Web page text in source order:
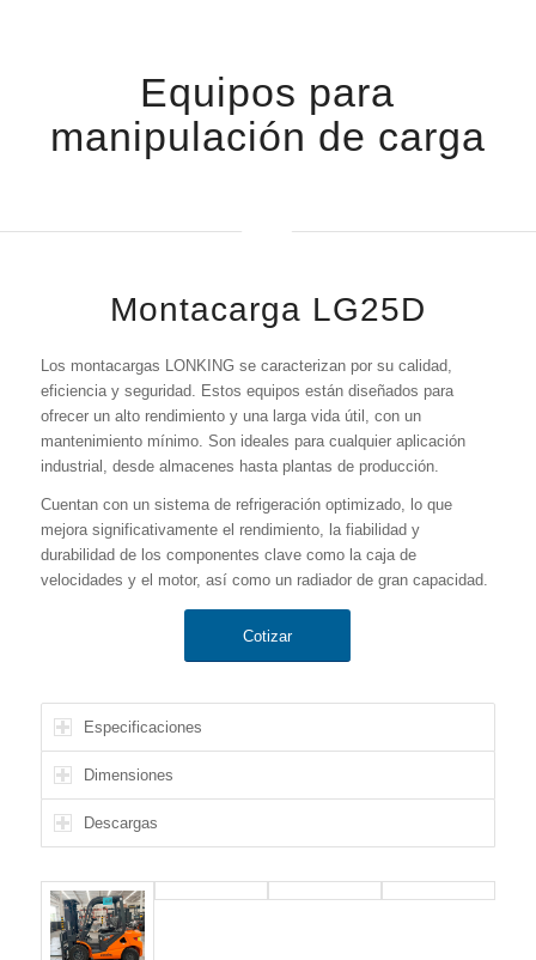
Equipos para
manipulación de carga
Montacarga LG25D
Los montacargas LONKING se caracterizan por su calidad,
eficiencia y seguridad. Estos equipos están diseñados para
ofrecer un alto rendimiento y una larga vida útil, con un
mantenimiento mínimo. Son ideales para cualquier aplicación
industrial, desde almacenes hasta plantas de producción.
Cuentan con un sistema de refrigeración optimizado, lo que
mejora significativamente el rendimiento, la fiabilidad y
durabilidad de los componentes clave como la caja de
velocidades y el motor, así como un radiador de gran capacidad.
Cotizar
Especificaciones
Dimensiones
Descargas